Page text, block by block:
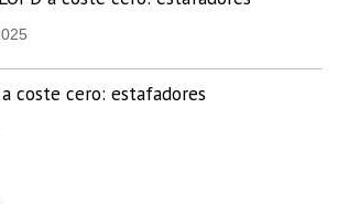
a coste cero: estafadores